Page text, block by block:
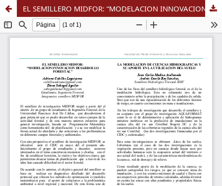
EL SEMILLERO MIDFOR: “MODELACION INNOVACION DESARROLLO FORESTAL”